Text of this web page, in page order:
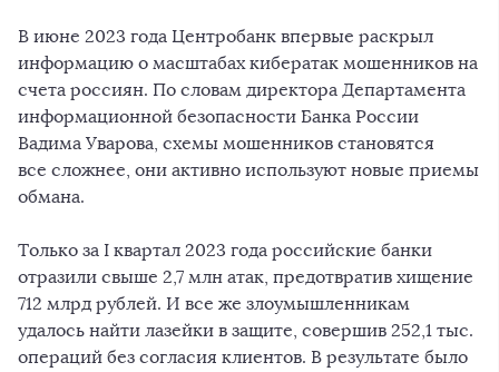
В июне 2023 года Центробанк впервые раскрыл
информацию о масштабах кибератак мошенников на
счета россиян. По словам директора Департамента
информационной безопасности Банка России
Вадима Уварова, схемы мошенников становятся
все сложнее, они активно используют новые приемы
обмана.
Только за I квартал 2023 года российские банки
отразили свыше 2,7 млн атак, предотвратив хищение
712 млрд рублей. И все же злоумышленникам
удалось найти лазейки в защите, совершив 252,1 тыс.
операций без согласия клиентов. В результате было